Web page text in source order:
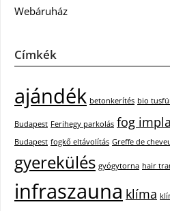
Webáruház
Címkék
ajándék betonkerítés bio
Budapest Ferihegy parkolás fog
Budapest fogkő eltávolítás Greffe de
gyerekülés gyógytorna hair
infraszauna klíma